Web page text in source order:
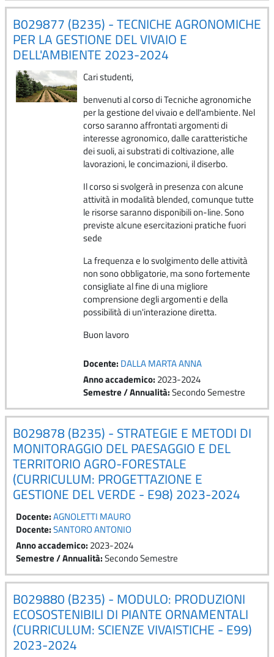
B029877 (B235) - TECNICHE AGRONOMICHE
PER LA GESTIONE DEL VIVAIO E
DELL'AMBIENTE 2023-2024
Cari studenti,
benvenuti al corso di Tecniche agronomiche
per la gestione del vivaio e dell'ambiente. Nel
corso saranno affrontati argomenti di
interesse agronomico, dalle caratteristiche
dei suoli, ai substrati di coltivazione, alle
lavorazioni, le concimazioni, il diserbo.
Il corso si svolgerà in presenza con alcune
attività in modalità blended, comunque tutte
le risorse saranno disponibili on-line. Sono
previste alcune esercitazioni pratiche fuori
sede
La frequenza e lo svolgimento delle attività
non sono obbligatorie, ma sono fortemente
consigliate al fine di una migliore
comprensione degli argomenti e della
possibilità di un'interazione diretta.
Buon lavoro
Docente: DALLA MARTA ANNA
Anno accademico: 2023-2024
Semestre / Annualità:Secondo Semestre
B029878 (B235) - STRATEGIE E METODI DI
MONITORAGGIO DEL PAESAGGIO E DEL
TERRITORIO AGRO-FORESTALE
(CURRICULUM: PROGETTAZIONE E
GESTIONE DEL VERDE - E98) 2023-2024
Docente:AGNOLETTI MAURO
Docente:SANTORO ANTONIO
Anno accademico: 2023-2024
Semestre / Annualità:Secondo Semestre
B029880 (B235) - MODULO: PRODUZIONI
ECOSOSTENIBILI DI PIANTE ORNAMENTALI
(CURRICULUM: SCIENZE VIVAISTICHE - E99)
2023-2024